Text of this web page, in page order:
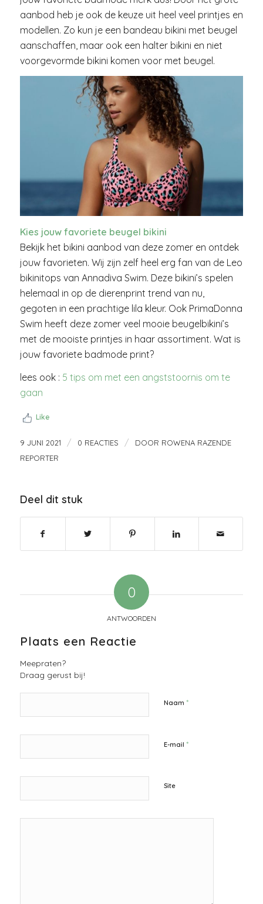
aanbod heb je ook de keuze uit heel veel printjes en
modellen. Zo kun je een bandeau bikini met beugel
aanschaffen, maar ook een halter bikini en niet
voorgevormde bikini komen voor met beugel.
Kies jouw favoriete beugel bikini
Bekijk het bikini aanbod van deze zomer en ontdek
jouw favorieten. Wij zijn zelf heel erg fan van de Leo
bikinitops van Annadiva Swim. Deze bikini’s spelen
helemaal in op de dierenprint trend van nu,
gegoten in een prachtige lila kleur. Ook PrimaDonna
Swim heeft deze zomer veel mooie beugelbikini’s
met de mooiste printjes in haar assortiment. Wat is
jouw favoriete badmode print?
lees ook : 5 tips om met een angststoornis om te
gaan
Like
9 JUNI 2021 / 0 REACTIES / DOOR ROWENA RAZENDE
REPORTER
Deel dit stuk
0
ANTWOORDEN
Plaats een Reactie
Meepraten?
Draag gerust bij!
Naam *
E-mail *
Site